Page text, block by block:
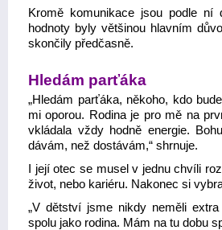
Kromě komunikace jsou podle ní
hodnoty byly většinou hlavním
skončily předčasně.
Hledám parťáka
„Hledám parťáka, někoho, kdo
mi oporou. Rodina je pro mě na
vkládala vždy hodně energie.
dávám, než dostávám,“ shrnuje.
I její otec se musel v jednu chvíli
život, nebo kariéru. Nakonec si
„V dětství jsme nikdy neměli
spolu jako rodina. Mám na tu dobu